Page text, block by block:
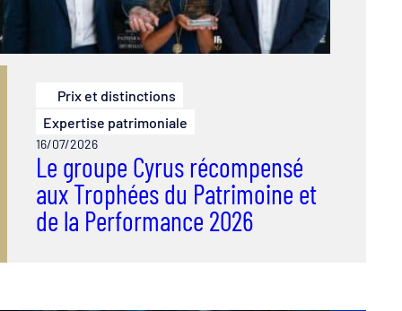
Prix et distinctions
Expertise patrimoniale
16/07/2026
Le groupe Cyrus récompensé
aux Trophées du Patrimoine et
de la Performance 2026